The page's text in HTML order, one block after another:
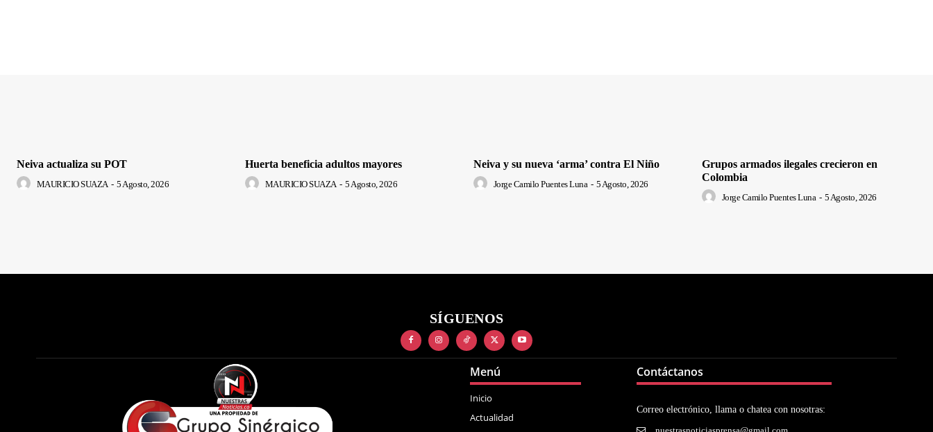
Neiva actualiza su POT
MAURICIO SUAZA - 5 Agosto, 2026
Huerta beneficia adultos mayores
MAURICIO SUAZA - 5 Agosto, 2026
Neiva y su nueva ‘arma’ contra El Niño
Jorge Camilo Puentes Luna - 5 Agosto, 2026
Grupos armados ilegales crecieron en
Colombia
Jorge Camilo Puentes Luna - 5 Agosto, 2026
SÍGUENOS
Menú
Inicio
Actualidad
Contáctanos
Correo electrónico, llama o chatea con nosotras: